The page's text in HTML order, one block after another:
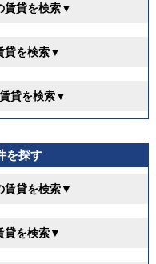
賃貸を検索▼
貸を検索▼
貸を検索▼
を探す
賃貸を検索▼
貸を検索▼